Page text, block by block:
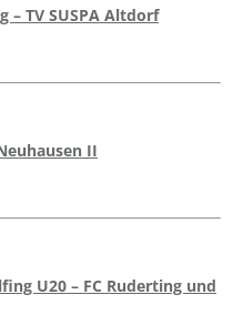
– TV SUSPA Altdorf
II
U20 – FC Ruderting und